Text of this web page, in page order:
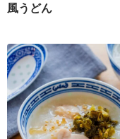
風うどん